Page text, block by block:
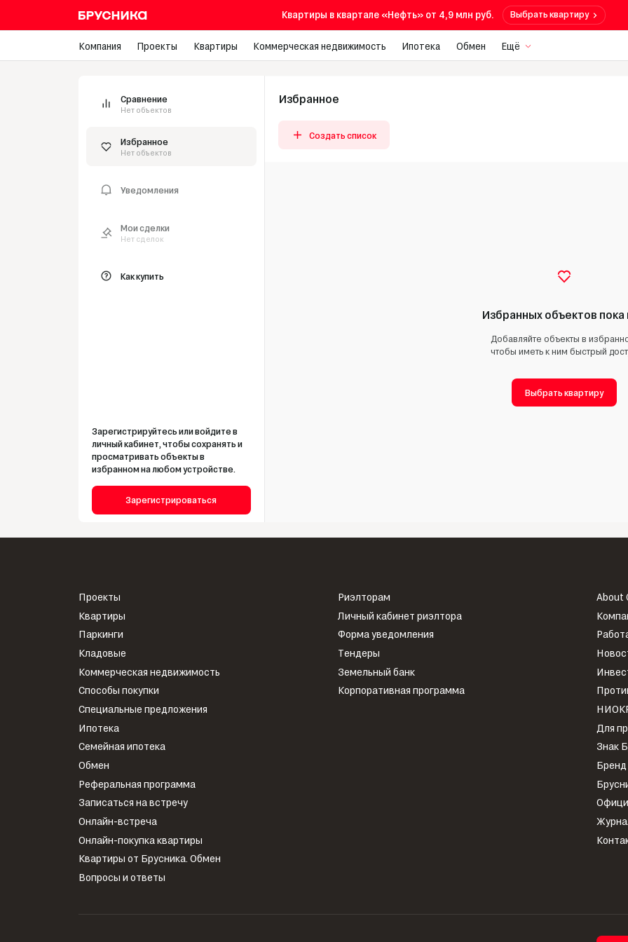
Квартиры в квартале «Нефть» от 4,9 млн руб. Выбрать квартиру
Компания Проекты Квартиры Коммерческая недвижимость Ипотека Обмен Ещё
Сравнение
Нет объектов
Избранное
Нет объектов
Уведомления
Мои сделки
Нет сделок
Как купить
Зарегистрируйтесь или войдите в
личный кабинет, чтобы сохранять и
просматривать объекты в
избранном на любом устройстве.
Зарегистрироваться
Избранное
Создать список
Избранных объектов пока
Добавляйте объекты в
чтобы иметь к ним быстрый
Выбрать квартиру
Проекты
Квартиры
Паркинги
Кладовые
Коммерческая недвижимость
Способы покупки
Специальные предложения
Ипотека
Семейная ипотека
Обмен
Реферальная программа
Записаться на встречу
Онлайн-встреча
Онлайн-покупка квартиры
Квартиры от Брусника. Обмен
Вопросы и ответы
Риэлторам
Личный кабинет риэлтора
Форма уведомления
Тендеры
Земельный банк
Корпоративная программа
About
Для
Знак
Бренд